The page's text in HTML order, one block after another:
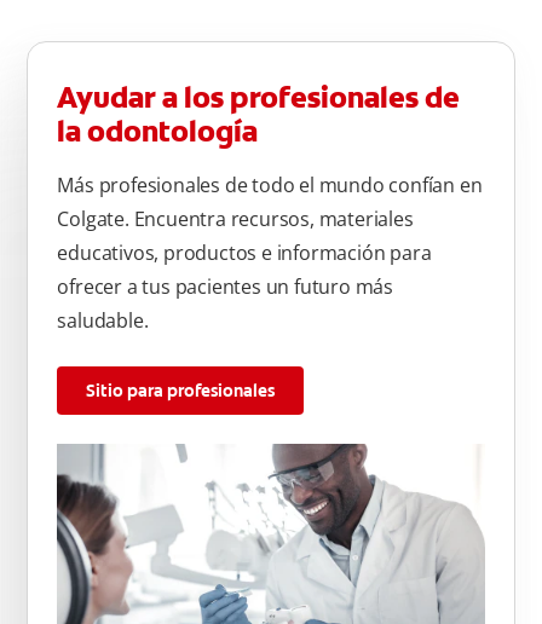
Ayudar a los profesionales de
la odontología
Más profesionales de todo el mundo confían en
Colgate. Encuentra recursos, materiales
educativos, productos e información para
ofrecer a tus pacientes un futuro más
saludable.
Sitio para profesionales